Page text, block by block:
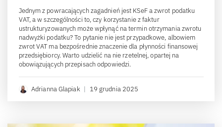
Jednym z powracających zagadnień jest KSeF a zwrot podatku
VAT, a w szczególności to, czy korzystanie z faktur
ustrukturyzowanych może wpłynąć na termin otrzymania zwrotu
nadwyżki podatku? To pytanie nie jest przypadkowe, albowiem
zwrot VAT ma bezpośrednie znaczenie dla płynności finansowej
przedsiębiorcy. Warto udzielić na nie rzetelnej, opartej na
obowiązujących przepisach odpowiedzi.
Adrianna Glapiak | 19 grudnia 2025